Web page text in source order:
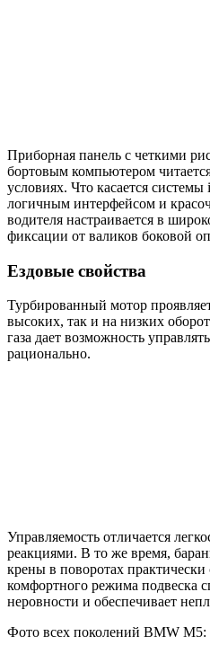
Приборная панель с четкими
бортовым компьютером
условиях. Что касается
логичным интерфейсом и
водителя настраивается в
фиксации от валиков боковой
Ездовые свойства
Турбированный мотор
высоких, так и на низких
газа дает возможность
рационально.
Управляемость отличается
реакциями. В то же время,
крены в поворотах
комфортного режима подвеска
неровности и обеспечивает
Фото всех поколений BMW M5: